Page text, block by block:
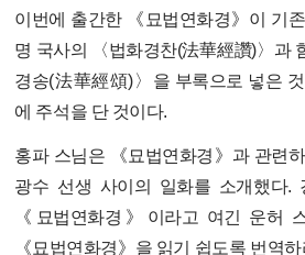
이번에 출간한 《묘법연화경》이 기
명 국사의 〈법화경찬(法華經讚)〉과
경송(法華經頌)〉을 부록으로 넣은
에 주석을 단 것이다.
홍파 스님은 《묘법연화경》과 관련
광수 선생 사이의 일화를 소개했다.
《묘법연화경》이라고 여긴 운허
《묘법연화경》을 읽기 쉽도록 번역